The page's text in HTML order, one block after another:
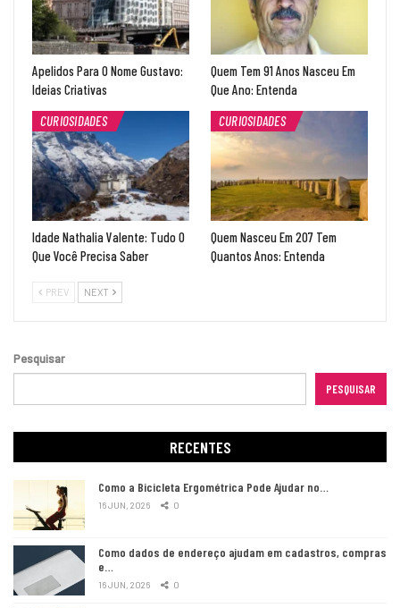
Apelidos Para O Nome Gustavo:
Ideias Criativas
Quem Tem 91 Anos Nasceu Em
Que Ano: Entenda
CURIOSIDADES
Idade Nathalia Valente: Tudo O
Que Você Precisa Saber
CURIOSIDADES
Quem Nasceu Em 207 Tem
Quantos Anos: Entenda
PREV NEXT
Pesquisar
PESQUISAR
RECENTES
Como a Bicicleta Ergométrica Pode Ajudar no…
16 JUN, 2026 0
Como dados de endereço ajudam em cadastros, compras
e…
16 JUN, 2026 0